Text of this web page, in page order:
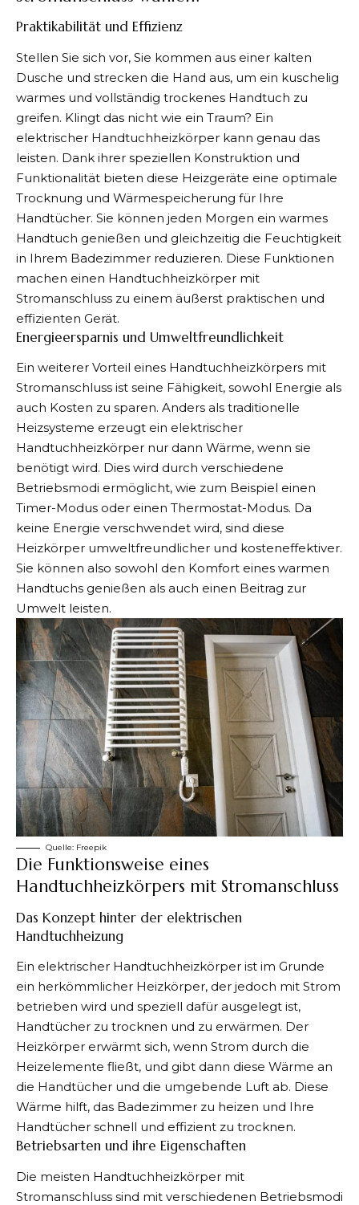
Praktikabilität und Effizienz
Stellen Sie sich vor, Sie kommen aus einer kalten
Dusche und strecken die Hand aus, um ein kuschelig
warmes und vollständig trockenes Handtuch zu
greifen. Klingt das nicht wie ein Traum? Ein
elektrischer Handtuchheizkörper kann genau das
leisten. Dank ihrer speziellen Konstruktion und
Funktionalität bieten diese Heizgeräte eine optimale
Trocknung und Wärmespeicherung für Ihre
Handtücher. Sie können jeden Morgen ein warmes
Handtuch genießen und gleichzeitig die Feuchtigkeit
in Ihrem Badezimmer reduzieren. Diese Funktionen
machen einen Handtuchheizkörper mit
Stromanschluss zu einem äußerst praktischen und
effizienten Gerät.
Energieersparnis und Umweltfreundlichkeit
Ein weiterer Vorteil eines Handtuchheizkörpers mit
Stromanschluss ist seine Fähigkeit, sowohl Energie als
auch Kosten zu sparen. Anders als traditionelle
Heizsysteme erzeugt ein elektrischer
Handtuchheizkörper nur dann Wärme, wenn sie
benötigt wird. Dies wird durch verschiedene
Betriebsmodi ermöglicht, wie zum Beispiel einen
Timer-Modus oder einen Thermostat-Modus. Da
keine Energie verschwendet wird, sind diese
Heizkörper umweltfreundlicher und kosteneffektiver.
Sie können also sowohl den Komfort eines warmen
Handtuchs genießen als auch einen Beitrag zur
Umwelt leisten.
Quelle: Freepik
Die Funktionsweise eines
Handtuchheizkörpers mit Stromanschluss
Das Konzept hinter der elektrischen
Handtuchheizung
Ein elektrischer Handtuchheizkörper ist im Grunde
ein herkömmlicher Heizkörper, der jedoch mit Strom
betrieben wird und speziell dafür ausgelegt ist,
Handtücher zu trocknen und zu erwärmen. Der
Heizkörper erwärmt sich, wenn Strom durch die
Heizelemente fließt, und gibt dann diese Wärme an
die Handtücher und die umgebende Luft ab. Diese
Wärme hilft, das Badezimmer zu heizen und Ihre
Handtücher schnell und effizient zu trocknen.
Betriebsarten und ihre Eigenschaften
Die meisten Handtuchheizkörper mit
Stromanschluss sind mit verschiedenen Betriebsmodi